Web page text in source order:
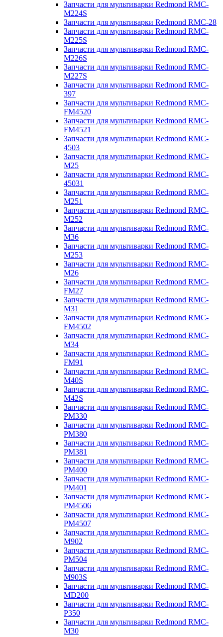
Запчасти для мультиварки Redmond RMC-
M224S
Запчасти для мультиварки Redmond RMC-28
Запчасти для мультиварки Redmond RMC-
M225S
Запчасти для мультиварки Redmond RMC-
M226S
Запчасти для мультиварки Redmond RMC-
M227S
Запчасти для мультиварки Redmond RMC-
397
Запчасти для мультиварки Redmond RMC-
FM4520
Запчасти для мультиварки Redmond RMC-
FM4521
Запчасти для мультиварки Redmond RMC-
4503
Запчасти для мультиварки Redmond RMC-
M25
Запчасти для мультиварки Redmond RMC-
45031
Запчасти для мультиварки Redmond RMC-
M251
Запчасти для мультиварки Redmond RMC-
M252
Запчасти для мультиварки Redmond RMC-
M36
Запчасти для мультиварки Redmond RMC-
M253
Запчасти для мультиварки Redmond RMC-
M26
Запчасти для мультиварки Redmond RMC-
FM27
Запчасти для мультиварки Redmond RMC-
M31
Запчасти для мультиварки Redmond RMC-
FM4502
Запчасти для мультиварки Redmond RMC-
M34
Запчасти для мультиварки Redmond RMC-
FM91
Запчасти для мультиварки Redmond RMC-
M40S
Запчасти для мультиварки Redmond RMC-
M42S
Запчасти для мультиварки Redmond RMC-
PM330
Запчасти для мультиварки Redmond RMC-
PM380
Запчасти для мультиварки Redmond RMC-
PM381
Запчасти для мультиварки Redmond RMC-
PM400
Запчасти для мультиварки Redmond RMC-
PM401
Запчасти для мультиварки Redmond RMC-
PM4506
Запчасти для мультиварки Redmond RMC-
PM4507
Запчасти для мультиварки Redmond RMC-
M902
Запчасти для мультиварки Redmond RMC-
PM504
Запчасти для мультиварки Redmond RMC-
M903S
Запчасти для мультиварки Redmond RMC-
MD200
Запчасти для мультиварки Redmond RMC-
P350
Запчасти для мультиварки Redmond RMC-
M30